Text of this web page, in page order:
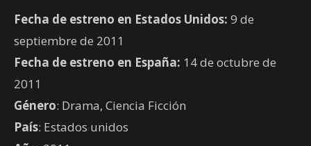
Fecha de estreno en Estados Unidos: 9 de
septiembre de 2011
Fecha de estreno en España: 14 de octubre de
2011
Género: Drama, Ciencia Ficción
País: Estados unidos